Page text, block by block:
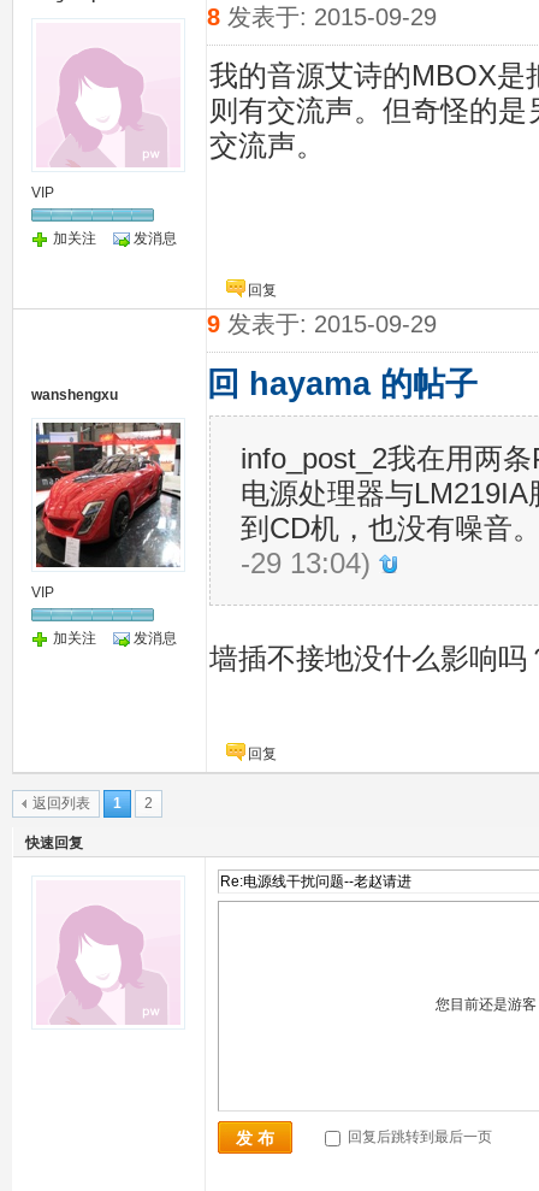
VIP
加关注 发消息
8 发表于: 2015-09-29
我的音源艾诗的MBOX是
则有交流声。但奇怪的
交流声。
回复
wanshengxu
VIP
加关注 发消息
9 发表于: 2015-09-29
回 hayama 的帖子
info_post_2我在用两
电源处理器与
到CD机，也没有噪音
-29 13:04)
墙插不接地没什么影响吗
回复
返回列表 1 2
快速回复
您目前还是游
发 布 回复后跳转到最后一页